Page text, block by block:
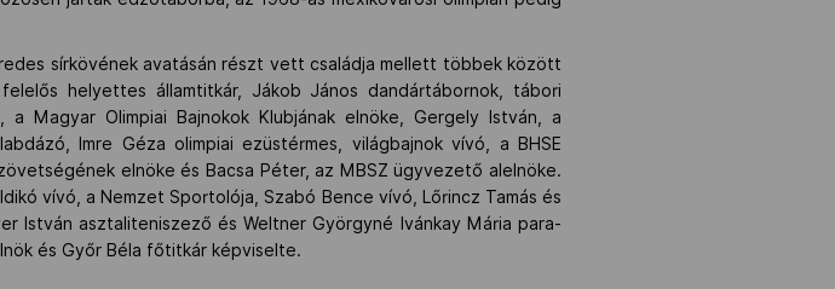
sírkövének avatásán részt vett családja mellett többek között
helyettes államtitkár, Jákob János dandártábornok, tábori
Magyar Olimpiai Bajnokok Klubjának elnöke, Gergely István, a
Imre Géza olimpiai ezüstérmes, világbajnok vívó, a BHSE
elnöke és Bacsa Péter, az MBSZ ügyvezető alelnöke.
vívó, a Nemzet Sportolója, Szabó Bence vívó, Lőrincz Tamás és
István asztaliteniszező és Weltner Györgyné Ivánkay Mária para-
és Győr Béla főtitkár képviselte.